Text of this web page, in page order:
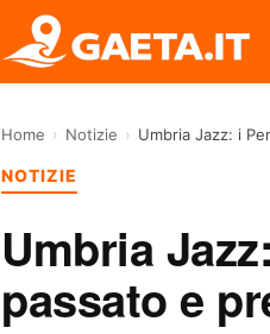
Home › Notizie › Umbria Jazz: i
NOTIZIE
Umbria
passato e